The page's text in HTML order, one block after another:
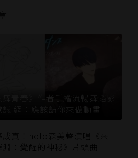
舞青春》作者手繪流暢舞蹈影
議 網：應該請你來做動畫
成真！holo森美聲演唱《來
淵：覺醒的神秘》片頭曲